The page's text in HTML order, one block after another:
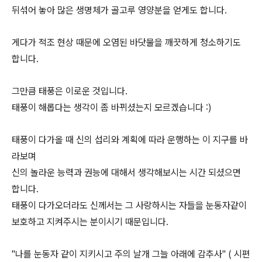
뒤섞어 놓아 많은 생명체가 골고루 영양분을 얻게도 합니다.
게다가 적조 현상 때문에 오염된 바닷물을 깨끗하게 청소하기도
합니다.
그만큼 태풍은 이로운 것입니다.
태풍이 해롭다는 생각이 좀 바뀌셨는지 모르겠습니다 :)
태풍이 다가올 때 신의 섭리와 계획에 따라 운행하는 이 지구를 바
라보며
신의 놀라운 능력과 권능에 대해서 생각해보시는 시간 되셨으면
합니다.
태풍이 다가오더라도 신께서는 그 사랑하시는 자들을 눈동자같이
보호하고 지켜주시는 분이시기 때문입니다.
"나를 눈동자 같이 지키시고 주의 날개 그늘 아래에 감추사" ( 시편